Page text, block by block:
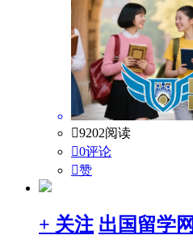
9202阅读
0评论
赞
+ 关注 出国留学网